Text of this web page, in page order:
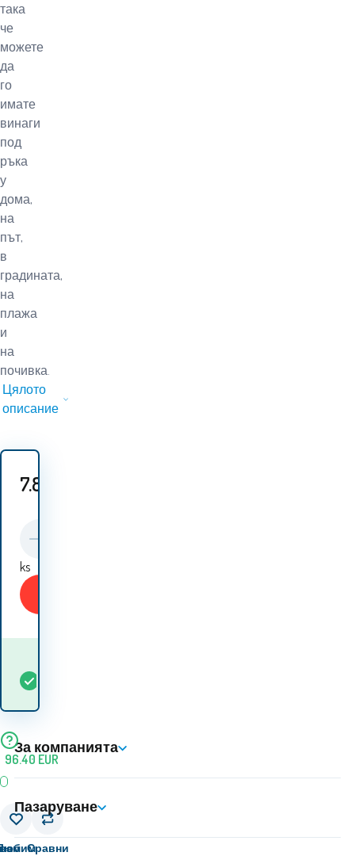
така
че
можете
да
го
имате
винаги
под
ръка
у
дома,
на
път,
в
градината,
на
плажа
и
на
почивка.
Цялото
описание
7.80
ks
96.40 EUR
Сравни
За компанията
Пазаруване